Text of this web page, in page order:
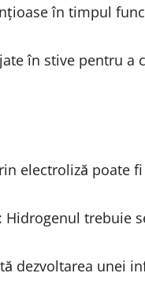
în timpul
în stive pentru a
electroliză poate
: Hidrogenul trebuie
dezvoltarea unei